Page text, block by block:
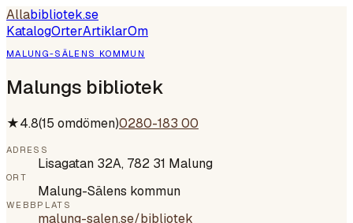
Allabibliotek.se
KatalogOrterArtiklarOm
MALUNG-SÄLENS KOMMUN
Malungs bibliotek
★4.8(15 omdömen)0280-183 00
ADRESS
Lisagatan 32A, 782 31 Malung
ORT
Malung-Sälens kommun
WEBBPLATS
malung-salen.se/bibliotek